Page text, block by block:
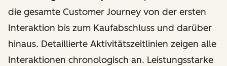
die gesamte Customer Journey von der ersten
Interaktion bis zum Kaufabschluss und darüber
hinaus. Detaillierte Aktivitätszeitlinien zeigen alle
Interaktionen chronologisch an. Leistungsstarke